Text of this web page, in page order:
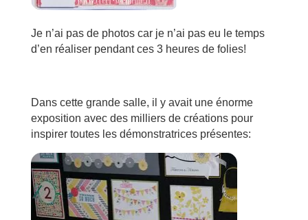
Je n’ai pas de photos car je n’ai pas eu le temps
d’en réaliser pendant ces 3 heures de folies!
Dans cette grande salle, il y avait une énorme
exposition avec des milliers de créations pour
inspirer toutes les démonstratrices présentes: